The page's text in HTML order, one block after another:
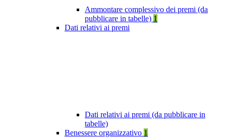
Ammontare complessivo dei premi (da
pubblicare in tabelle) 1
Dati relativi ai premi
Dati relativi ai premi (da pubblicare in
tabelle)
Benessere organizzativo 1